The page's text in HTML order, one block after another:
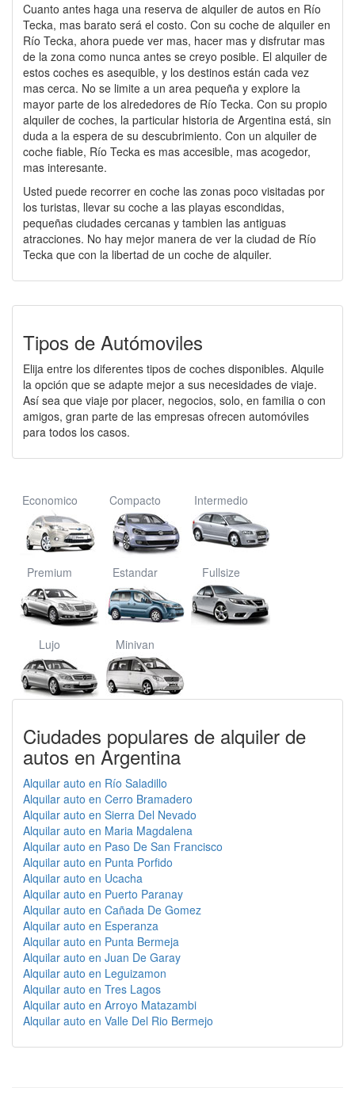
Cuanto antes haga una reserva de alquiler de autos en Río
Tecka, mas barato será el costo. Con su coche de alquiler en
Río Tecka, ahora puede ver mas, hacer mas y disfrutar mas
de la zona como nunca antes se creyo posible. El alquiler de
estos coches es asequible, y los destinos están cada vez
mas cerca. No se limite a un area pequeña y explore la
mayor parte de los alrededores de Río Tecka. Con su propio
alquiler de coches, la particular historia de Argentina está, sin
duda a la espera de su descubrimiento. Con un alquiler de
coche fiable, Río Tecka es mas accesible, mas acogedor,
mas interesante.
Usted puede recorrer en coche las zonas poco visitadas por
los turistas, llevar su coche a las playas escondidas,
pequeñas ciudades cercanas y tambien las antiguas
atracciones. No hay mejor manera de ver la ciudad de Río
Tecka que con la libertad de un coche de alquiler.
Tipos de Autómoviles
Elija entre los diferentes tipos de coches disponibles. Alquile
la opción que se adapte mejor a sus necesidades de viaje.
Así sea que viaje por placer, negocios, solo, en familia o con
amigos, gran parte de las empresas ofrecen automóviles
para todos los casos.
Economico Compacto Intermedio
Premium Estandar Fullsize
Lujo Minivan
Ciudades populares de alquiler de
autos en Argentina
Alquilar auto en Río Saladillo
Alquilar auto en Cerro Bramadero
Alquilar auto en Sierra Del Nevado
Alquilar auto en Maria Magdalena
Alquilar auto en Paso De San Francisco
Alquilar auto en Punta Porfido
Alquilar auto en Ucacha
Alquilar auto en Puerto Paranay
Alquilar auto en Cañada De Gomez
Alquilar auto en Esperanza
Alquilar auto en Punta Bermeja
Alquilar auto en Juan De Garay
Alquilar auto en Leguizamon
Alquilar auto en Tres Lagos
Alquilar auto en Arroyo Matazambi
Alquilar auto en Valle Del Rio Bermejo